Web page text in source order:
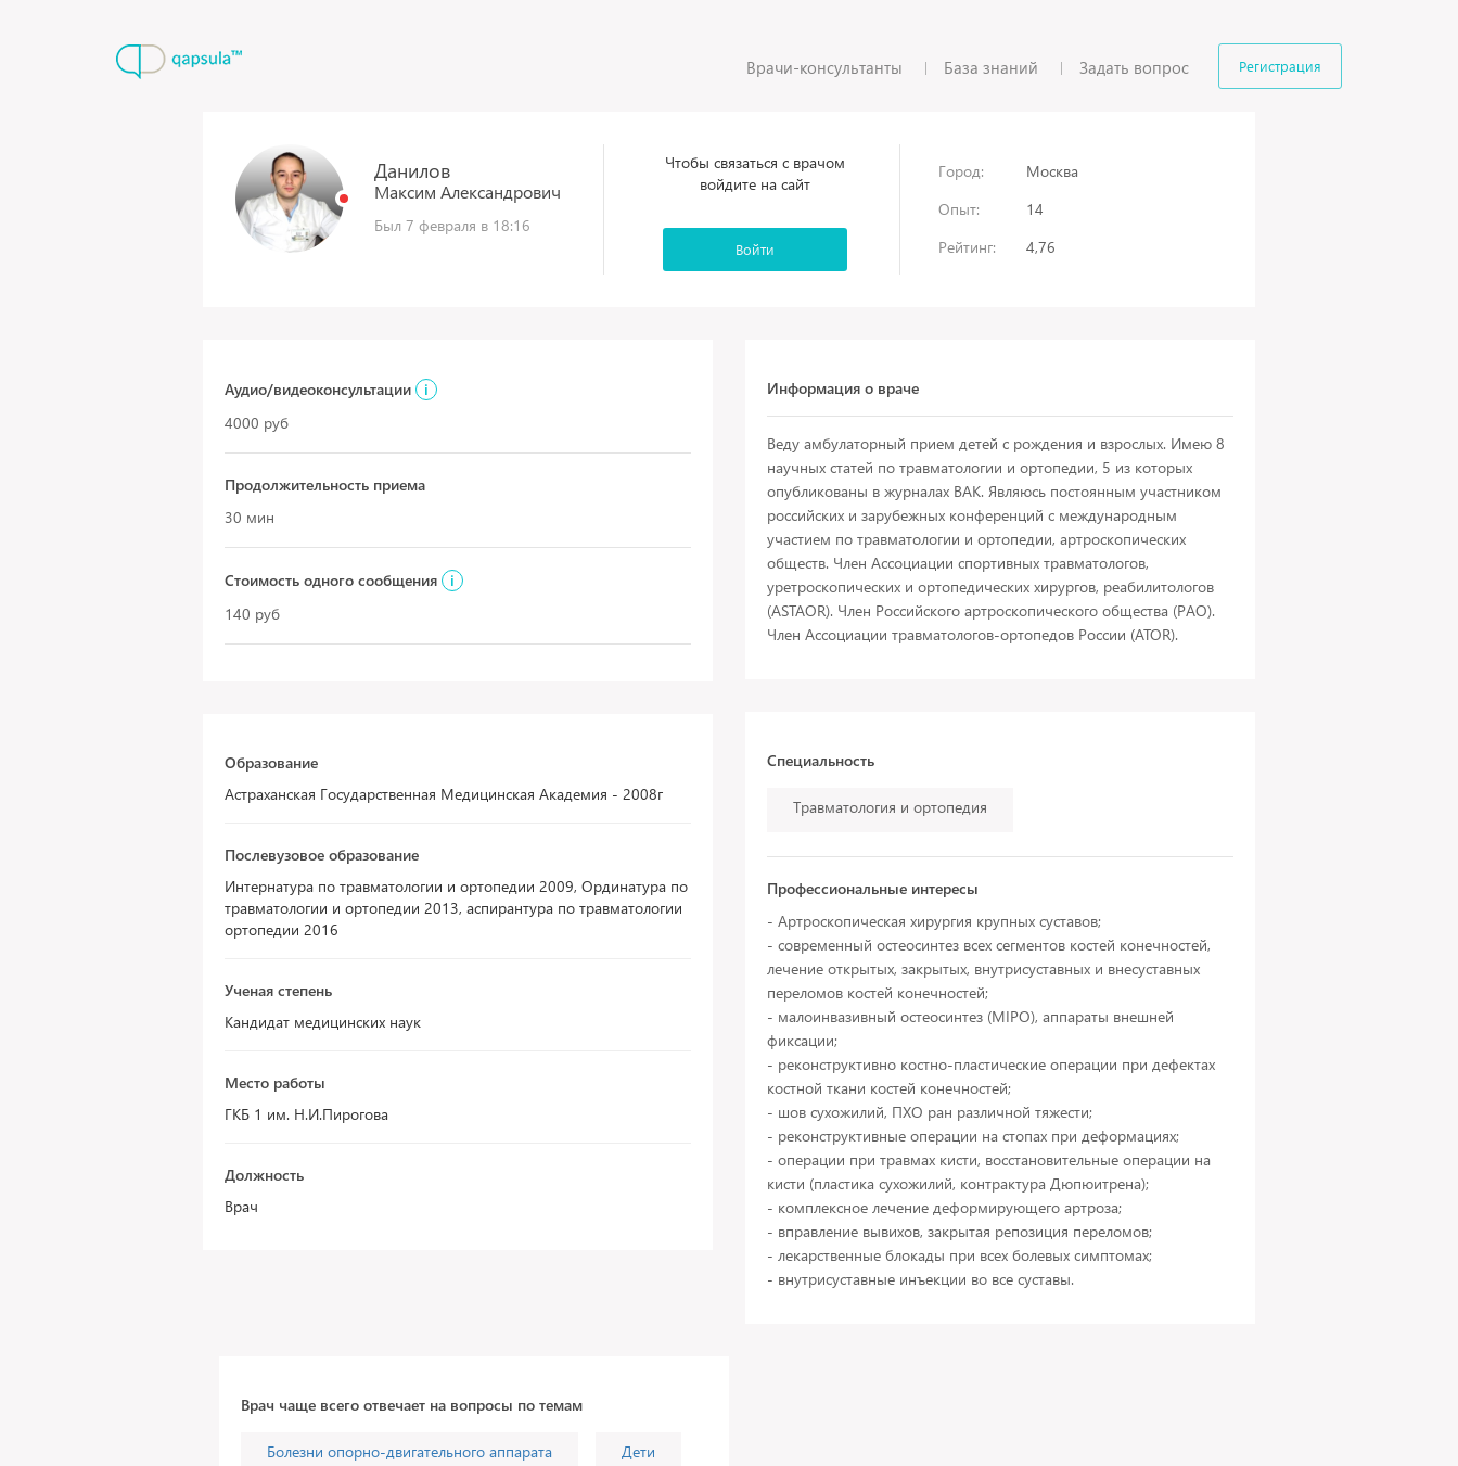
Регистрация
Врачи-консультанты База знаний Задать вопрос
Данилов
Максим Александрович
Был 7 февраля в 18:16
Чтобы связаться с врачом
войдите на сайт
Войти
Город:
Москва
Опыт:
14
Рейтинг:
4,76
Аудио/видеоконсультации
i
4000 руб
Продолжительность приема
30 мин
Стоимость одного сообщения
i
140 руб
Образование
Астраханская Государственная Медицинская Академия - 2008г
Послевузовое образование
Интернатура по травматологии и ортопедии 2009, Ординатура по
травматологии и ортопедии 2013, аспирантура по травматологии
ортопедии 2016
Ученая степень
Кандидат медицинских наук
Место работы
ГКБ 1 им. Н.И.Пирогова
Должность
Врач
Информация о враче
Веду амбулаторный прием детей с рождения и взрослых. Имею 8
научных статей по травматологии и ортопедии, 5 из которых
опубликованы в журналах ВАК. Являюсь постоянным участником
российских и зарубежных конференций с международным
участием по травматологии и ортопедии, артроскопических
обществ. Член Ассоциации спортивных травматологов,
уретроскопических и ортопедических хирургов, реабилитологов
(ASTAOR). Член Российского артроскопического общества (РАО).
Член Ассоциации травматологов-ортопедов России (ATOR).
Специальность
Травматология и ортопедия
Профессиональные интересы
- Артроскопическая хирургия крупных суставов;
- современный остеосинтез всех сегментов костей конечностей,
лечение открытых, закрытых, внутрисуставных и внесуставных
переломов костей конечностей;
- малоинвазивный остеосинтез (MIPO), аппараты внешней
фиксации;
- реконструктивно костно-пластические операции при дефектах
костной ткани костей конечностей;
- шов сухожилий, ПХО ран различной тяжести;
- реконструктивные операции на стопах при деформациях;
- операции при травмах кисти, восстановительные операции на
кисти (пластика сухожилий, контрактура Дюпюитрена);
- комплексное лечение деформирующего артроза;
- вправление вывихов, закрытая репозиция переломов;
- лекарственные блокады при всех болевых симптомах;
Врач чаще всего отвечает на вопросы по темам
Болезни опорно-двигательного аппарата Дети